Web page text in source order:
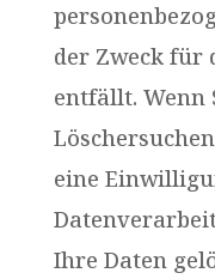
der Zweck für
entfällt. Wenn
eine
Ihre Daten